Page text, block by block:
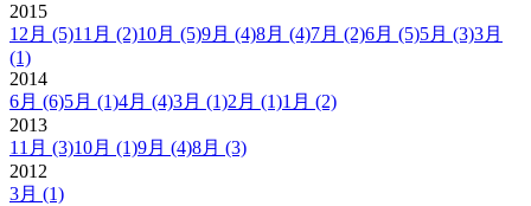
2015
12月 (5)11月 (2)10月 (5)9月 (4)8月 (4)7月 (2)6月 (5)5月 (3)3月
(1)
2014
6月 (6)5月 (1)4月 (4)3月 (1)2月 (1)1月 (2)
2013
11月 (3)10月 (1)9月 (4)8月 (3)
2012
3月 (1)